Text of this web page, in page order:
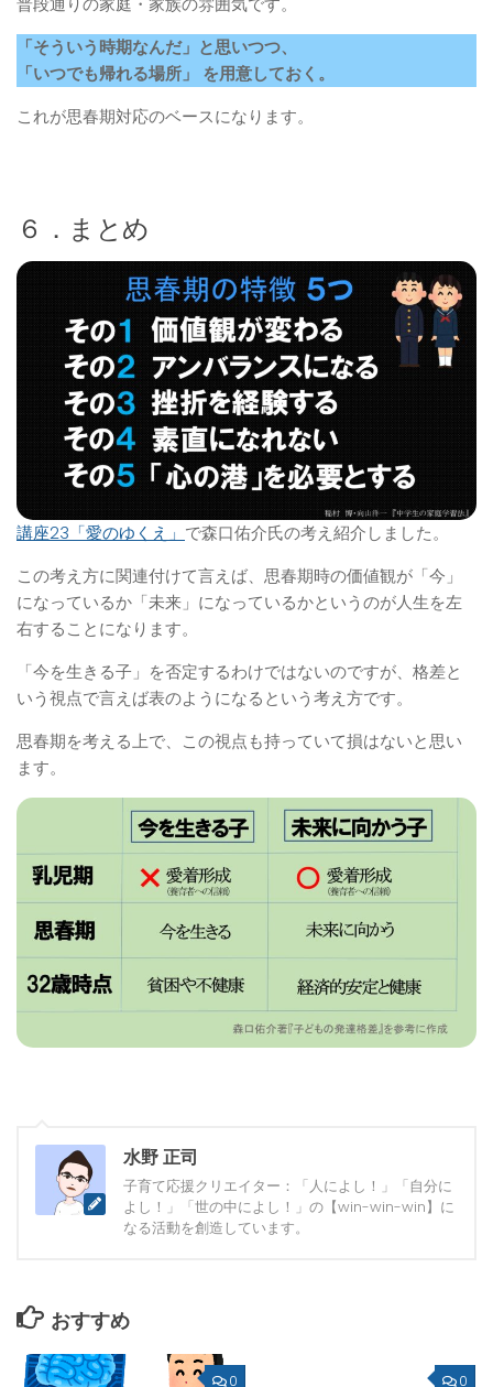
「そういう時期なんだ」と思いつつ、
「いつでも帰れる場所」 を用意しておく。
これが思春期対応のベースになります。
６．まとめ
講座23「愛のゆくえ」 で森口佑介氏の考え紹介しました。
この考え方に関連付けて言えば、思春期時の価値観が「今」
になっているか「未来」になっているかというのが人生を左
右することになります。
「今を生きる子」を否定するわけではないのですが、格差と
いう視点で言えば表のようになるという考え方です。
思春期を考える上で、この視点も持っていて損はないと思い
ます。
水野 正司
子育て応援クリエイター：「人によし！」「自分に
よし！」「世の中によし！」の【win-win-win】に
なる活動を創造しています。
おすすめ
0 0